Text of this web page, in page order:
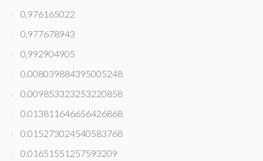
0,976165022
0,977678943
0,992904905
0.008039884395005248
0.009853323253220858
0.013811646656426868
0.015273024540583768
0.01651551257593209